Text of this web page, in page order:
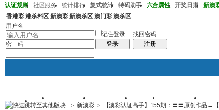
认证规则 社区服务 统计排行 复式统计 特码助手 六合属性 开奖日期
新澳
澳彩220期36-38-32-13-20-01T30
香港彩 港杀料区 新澳彩 新澳杀区 澳门彩 澳杀区
用户名
密 码
记住登录
登录
找回密码
注册
首页 交易记录 我的帖子 群组 个人中心
帖子
> 新澳彩 > 【澳彩认证高手】155期：〓〓原创作品→